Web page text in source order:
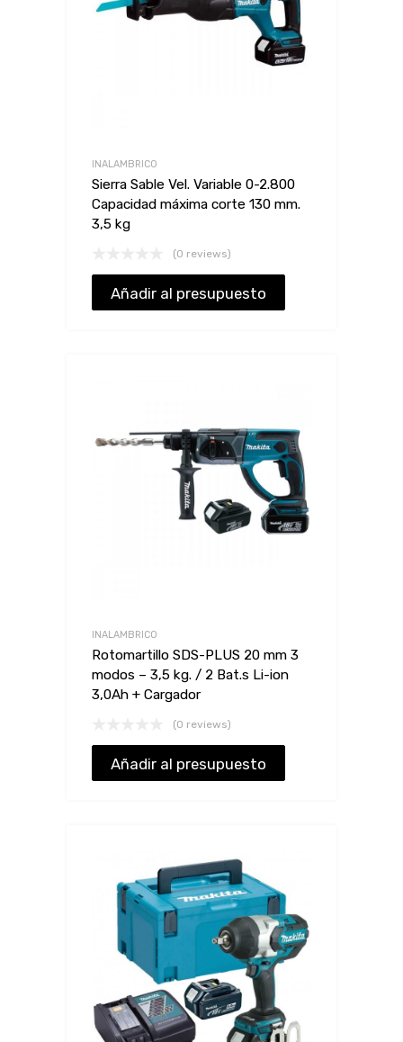
INALAMBRICO
Sierra Sable Vel. Variable 0-2.800
Capacidad máxima corte 130 mm.
3,5 kg
(0 reviews)
Añadir al presupuesto
INALAMBRICO
Rotomartillo SDS-PLUS 20 mm 3
modos – 3,5 kg. / 2 Bat.s Li-ion
3,0Ah + Cargador
(0 reviews)
Añadir al presupuesto